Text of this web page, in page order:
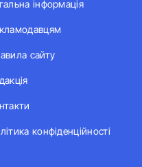
інформація
сайту
конфіденційності